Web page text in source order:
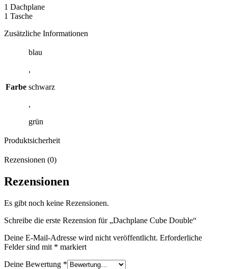
1 Dachplane
1 Tasche
Zusätzliche Informationen
Farbe
blau
,
schwarz
,
grün
Produktsicherheit
Rezensionen (0)
Rezensionen
Es gibt noch keine Rezensionen.
Schreibe die erste Rezension für „Dachplane Cube Double“
Deine E-Mail-Adresse wird nicht veröffentlicht. Erforderliche
Felder sind mit * markiert
Deine Bewertung *